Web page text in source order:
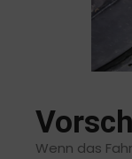
Wenn das